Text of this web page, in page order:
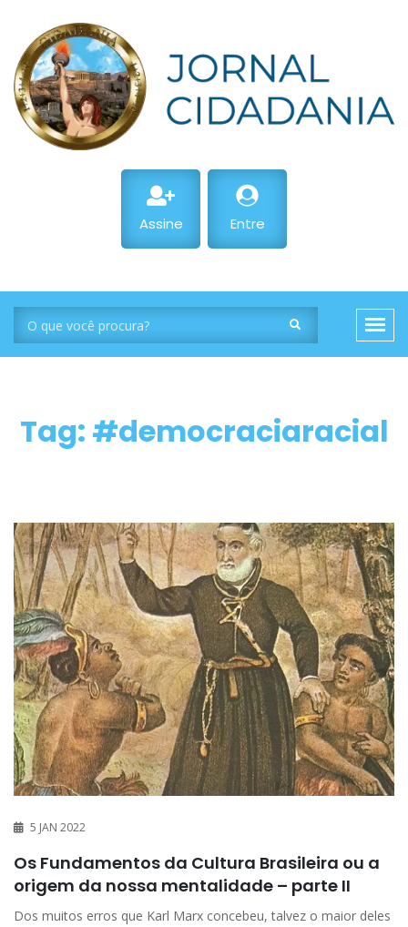
Assine Entre
Tag: #democraciaracial
5 JAN 2022
Os Fundamentos da Cultura Brasileira ou a
origem da nossa mentalidade – parte II
Dos muitos erros que Karl Marx concebeu, talvez o maior deles